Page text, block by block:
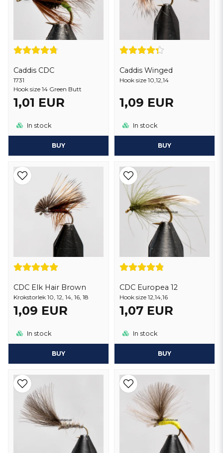
Caddis CDC
1731
Hook size 14 Green Butt
1,01 EUR
In stock
BUY
Caddis Winged
Hook size 10,12,14
1,09 EUR
In stock
BUY
CDC Elk Hair Brown
Krokstorlek 10, 12, 14, 16, 18
1,09 EUR
In stock
BUY
CDC Europea 12
Hook size 12,14,16
1,07 EUR
In stock
BUY